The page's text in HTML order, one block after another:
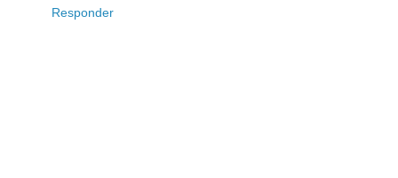
Responder